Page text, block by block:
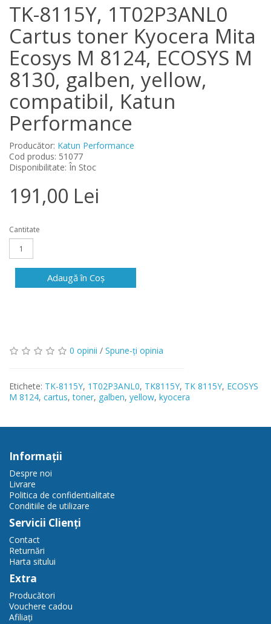
TK-8115Y, 1T02P3ANL0
Cartus toner Kyocera Mita
Ecosys M 8124, ECOSYS M
8130, galben, yellow,
compatibil, Katun
Performance
Producător: Katun Performance
Cod produs: 51077
Disponibilitate: În Stoc
191,00 Lei
Cantitate
Adaugă în Coş
0 opinii / Spune-ţi opinia
Etichete: TK-8115Y, 1T02P3ANL0, TK8115Y, TK 8115Y, ECOSYS
M 8124, cartus,toner, galben, yellow, kyocera
Informaţii
Despre noi
Livrare
Politica de confidentialitate
Conditiile de utilizare
Servicii Clienţi
Contact
Returnări
Harta sitului
Extra
Producători
Vouchere cadou
Afiliaţi